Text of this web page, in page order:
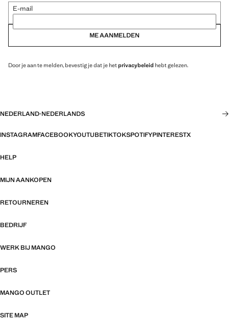
E-mail
ME AANMELDEN
Door je aan te melden, bevestig je dat je hetprivacybeleid hebt gelezen.
NEDERLAND·NEDERLANDS
INSTAGRAMFACEBOOKYOUTUBETIKTOKSPOTIFYPINTERESTX
HELP
MIJN AANKOPEN
RETOURNEREN
BEDRIJF
WERK BIJ MANGO
PERS
MANGO OUTLET
SITE MAP